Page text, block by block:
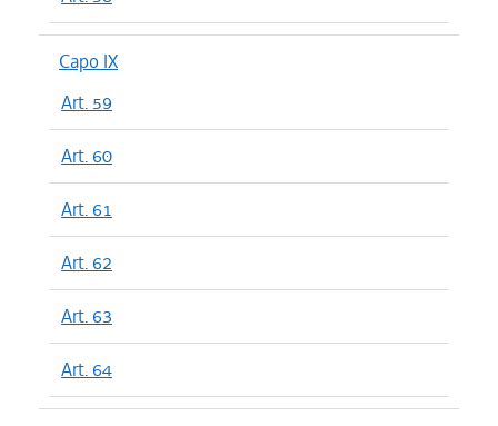
Capo IX
Art. 59
Art. 60
Art. 61
Art. 62
Art. 63
Art. 64